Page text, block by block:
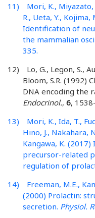
11) Mori, K., Miyazato,
R., Ueta, Y., Kojima,
Identification of
the mammalian
335.
12) Lo, G., Legon, S.,
Bloom, S.R. (1992)
DNA encoding the
Endocrinol., 6,
13) Mori, K., Ida, T.,
Hino, J., Nakahara,
Kangawa, K.
precursor-related
regulation of
14) Freeman, M.E.,
(2000) Prolactin:
secretion. Physiol.